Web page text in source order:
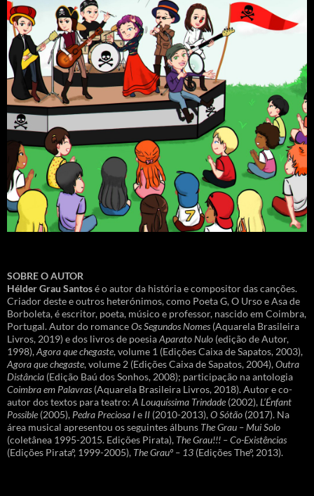
SOBRE O AUTOR
Hélder Grau Santosé o autor da história e compositor das canções.
Criador deste e outros heterónimos, como Poeta G, O Urso e Asa de
Borboleta, é escritor, poeta, músico e professor, nascido em Coimbra,
Portugal. Autor do romanceOs Segundos Nomes (Aquarela Brasileira
Livros, 2019) e dos livros de poesiaAparato Nulo (edição de Autor,
1998),Agora que chegaste, volume 1 (Edições Caixa de Sapatos, 2003),
Agora que chegaste, volume 2 (Edições Caixa de Sapatos, 2004),Outra
Distância (Edição Baú dos Sonhos, 2008); participação na antologia
Coimbra em Palavras (Aquarela Brasileira Livros, 2018). Autor e co-
autor dos textos para teatro: A Louquíssima Trindade (2002),L’Énfant
Possible (2005), Pedra Preciosa Ie II (2010-2013),O Sótão (2017). Na
área musical apresentou os seguintes álbuns The Grau – Mui Solo
(coletânea 1995-2015. Edições Pirata), The Grau!!! – Co-Existências
(Edições Pirataº, 1999-2005), The Grauº – 13 (Edições Theº, 2013).